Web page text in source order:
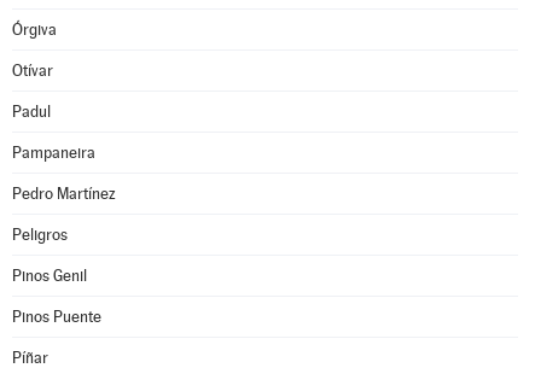
Órgiva
Otívar
Padul
Pampaneira
Pedro Martínez
Peligros
Pinos Genil
Pinos Puente
Píñar